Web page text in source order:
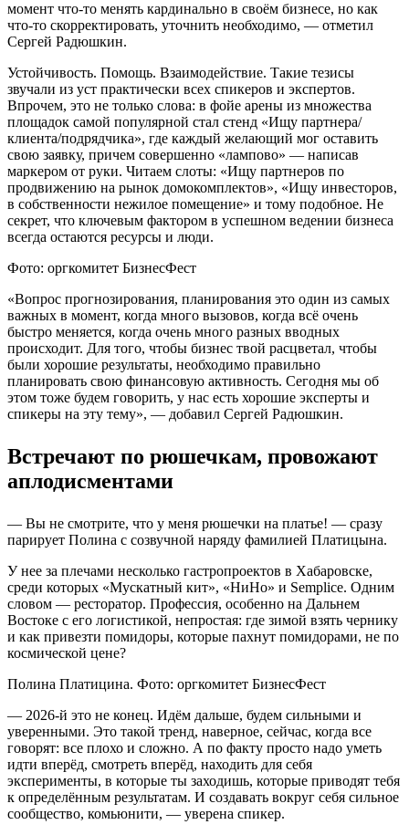
момент что-то менять кардинально в своём бизнесе, но как
что-то скорректировать, уточнить необходимо, — отметил
Сергей Радюшкин.
Устойчивость. Помощь. Взаимодействие. Такие тезисы
звучали из уст практически всех спикеров и экспертов.
Впрочем, это не только слова: в фойе арены из множества
площадок самой популярной стал стенд «Ищу партнера/
клиента/подрядчика», где каждый желающий мог оставить
свою заявку, причем совершенно «лампово» — написав
маркером от руки. Читаем слоты: «Ищу партнеров по
продвижению на рынок домокомплектов», «Ищу инвесторов,
в собственности нежилое помещение» и тому подобное. Не
секрет, что ключевым фактором в успешном ведении бизнеса
всегда остаются ресурсы и люди.
Фото: оргкомитет БизнесФест
«Вопрос прогнозирования, планирования это один из самых
важных в момент, когда много вызовов, когда всё очень
быстро меняется, когда очень много разных вводных
происходит. Для того, чтобы бизнес твой расцветал, чтобы
были хорошие результаты, необходимо правильно
планировать свою финансовую активность. Сегодня мы об
этом тоже будем говорить, у нас есть хорошие эксперты и
спикеры на эту тему», — добавил Сергей Радюшкин.
Встречают по рюшечкам, провожают
аплодисментами
— Вы не смотрите, что у меня рюшечки на платье! — сразу
парирует Полина с созвучной наряду фамилией Платицына.
У нее за плечами несколько гастропроектов в Хабаровске,
среди которых «Мускатный кит», «НиНо» и Semplice. Одним
словом — ресторатор. Профессия, особенно на Дальнем
Востоке с его логистикой, непростая: где зимой взять чернику
и как привезти помидоры, которые пахнут помидорами, не по
космической цене?
Полина Платицина. Фото: оргкомитет БизнесФест
— 2026-й это не конец. Идём дальше, будем сильными и
уверенными. Это такой тренд, наверное, сейчас, когда все
говорят: все плохо и сложно. А по факту просто надо уметь
идти вперёд, смотреть вперёд, находить для себя
эксперименты, в которые ты заходишь, которые приводят тебя
к определённым результатам. И создавать вокруг себя сильное
сообщество, комьюнити, — уверена спикер.